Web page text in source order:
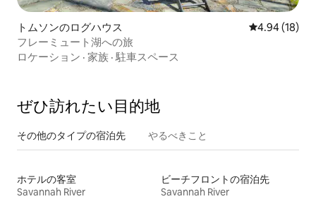
トムソンのログハウス レビュー18
4.94 (18)
フレーミュート湖への旅
ロケーション · 家族 · 駐車スペース
ぜひ訪⁠れ⁠た⁠い目⁠的⁠地
その他のタ⁠イ⁠プ⁠の宿⁠泊⁠先 やるべきこと
ホテルの客室
Savannah River
ビーチフロントの宿泊先
Savannah River